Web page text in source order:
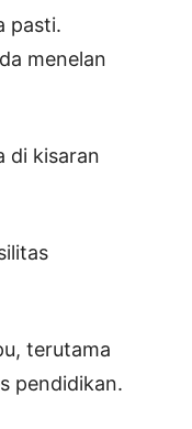
pasti.
menelan
di kisaran
terutama
pendidikan.